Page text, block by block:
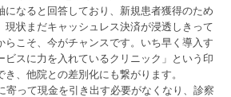
になると回答しており、新規患者獲得のため
現状まだキャッシュレス決済が浸透しきって
らこそ、今がチャンスです。いち早く導入す
ビスに力を入れているクリニック」という印
、他院との差別化にも繋がります。
寄って現金を引き出す必要がなくなり、診察